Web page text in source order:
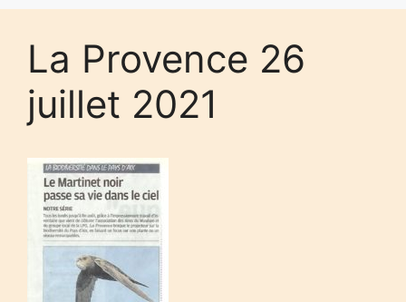
La Provence 26
juillet 2021